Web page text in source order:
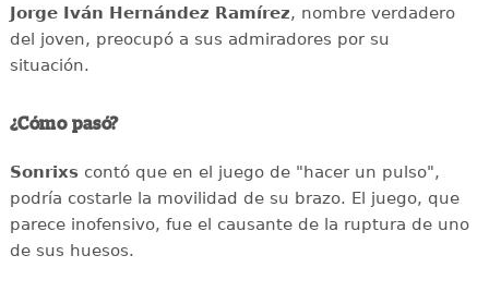
Jorge Iván Hernández Ramírez, nombre verdadero
del joven, preocupó a sus admiradores por su
situación.
¿Cómo pasó?
Sonrixscontó que en el juego de "hacer un pulso",
podría costarle la movilidad de su brazo. El juego, que
parece inofensivo, fue el causante de la ruptura de uno
de sus huesos.